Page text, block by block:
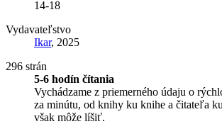
14-18
Vydavateľstvo
Ikar, 2025
296 strán
5-6 hodín čítania
Vychádzame z priemerného údaju o
za minútu, od knihy ku knihe a čitateľa
však môže líšiť.